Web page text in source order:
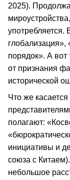
2025).
употребляется.
порядок». А
от признания
исторической
Что же
полагают:
инициативы и
союза с
небольшое